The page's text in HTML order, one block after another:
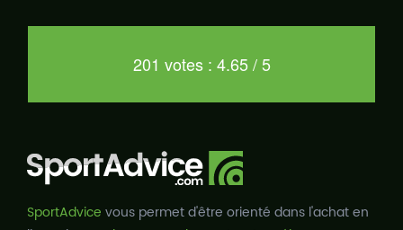
201 votes : 4.65 / 5
SportAdvice vous permet d'être orienté dans l'achat en